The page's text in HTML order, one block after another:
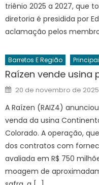
triênio 2025 a 2027, que
diretoria é presidida por
aclamação pelos
Barretos E Região
Raízen vende usina
Posted
on
20 de novembro de 2025
A Raízen (RAIZ4)
venda da usina
Colorado. A operação,
dos contratos com
avaliada em R$ 750
moagem de